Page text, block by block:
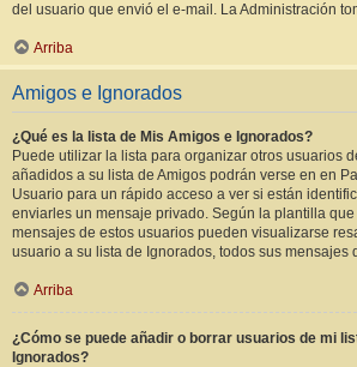
del usuario que envió el e-mail. La Administración
Arriba
Amigos e Ignorados
¿Qué es la lista de Mis Amigos e Ignorados?
Puede utilizar la lista para organizar otros usuarios
añadidos a su lista de Amigos podrán verse en en
Usuario para un rápido acceso a ver si están
enviarles un mensaje privado. Según la plantilla
mensajes de estos usuarios pueden visualizarse
usuario a su lista de Ignorados, todos sus mensajes
Arriba
¿Cómo se puede añadir o borrar usuarios de mi
Ignorados?